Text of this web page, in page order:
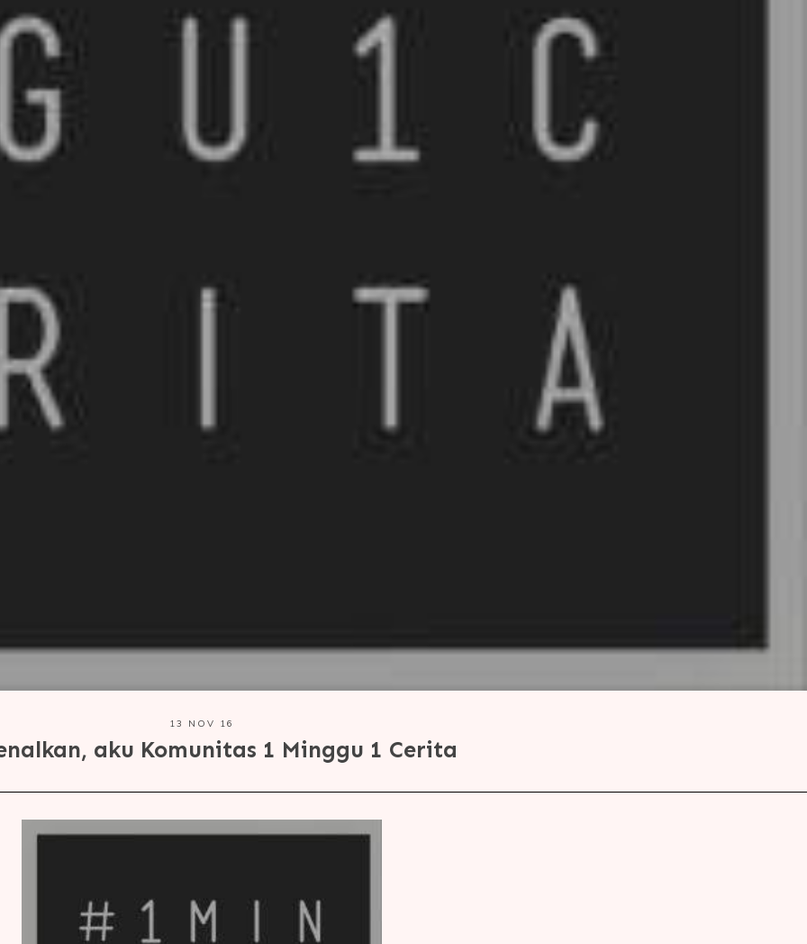
13 NOV 16
aku Komunitas 1 Minggu 1 Cerita